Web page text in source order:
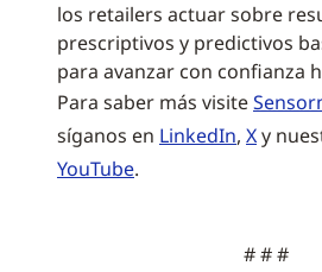
los retailers actuar sobre
prescriptivos y predictivos
para avanzar con confianza
Para saber más visite
síganos en LinkedIn, Xy
YouTube.
# # #